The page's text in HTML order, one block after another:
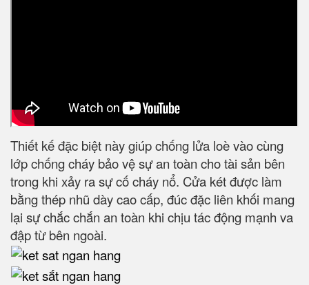
Thiết kế đặc biệt này giúp chống lửa loè vào cùng
lớp chống cháy bảo vệ sự an toàn cho tài sản bên
trong khi xảy ra sự cố cháy nổ. Cửa két được làm
bằng thép nhũ dày cao cấp, đúc đặc liên khối mang
lại sự chắc chắn an toàn khi chịu tác động mạnh va
đập từ bên ngoài.